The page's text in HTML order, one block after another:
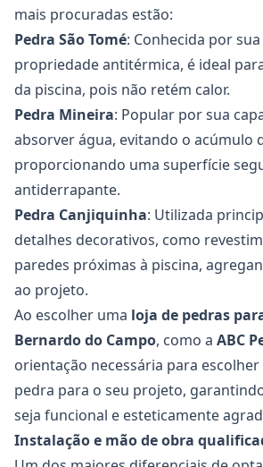
mais procuradas estão:
Pedra São Tomé: Conhecida por
propriedade antitérmica, é ideal
da piscina, pois não retém calor.
Pedra Mineira: Popular por sua
absorver água, evitando o acúmulo
proporcionando uma superfície
antiderrapante.
Pedra Canjiquinha: Utilizada
detalhes decorativos, como
paredes próximas à piscina,
ao projeto.
Ao escolher uma loja de pedras
Bernardo do Campo, como a ABC
orientação necessária para
pedra para o seu projeto,
seja funcional e esteticamente
Instalação e mão de obra